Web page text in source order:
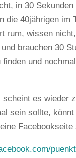
in 30
die 40jährigen im
rum, wissen
brauchen 30
finden und
scheint es wieder
sein sollte,
Facebookseite